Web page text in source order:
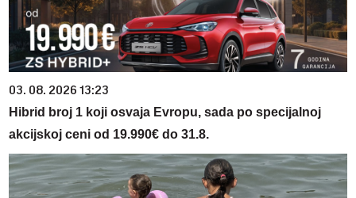
03. 08. 2026 13:23
Hibrid broj 1 koji osvaja Evropu, sada po specijalnoj
akcijskoj ceni od 19.990€ do 31.8.